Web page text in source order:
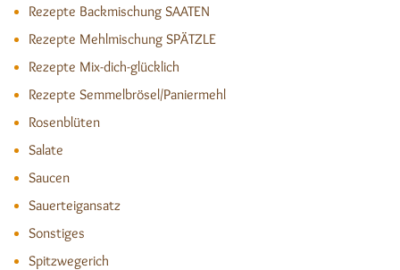
Rezepte Backmischung SAATEN
Rezepte Mehlmischung SPÄTZLE
Rezepte Mix-dich-glücklich
Rezepte Semmelbrösel/Paniermehl
Rosenblüten
Salate
Saucen
Sauerteigansatz
Sonstiges
Spitzwegerich